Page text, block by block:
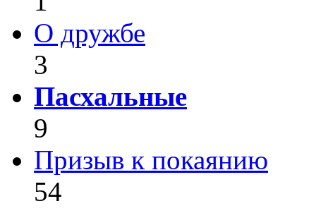
О дружбе
3
Пасхальные
9
Призыв к покаянию
54